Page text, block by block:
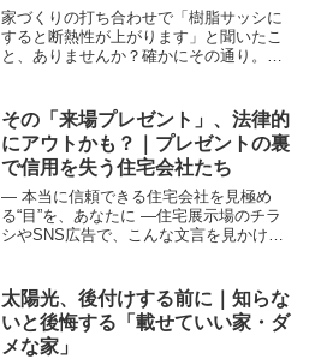
家づくりの打ち合わせで「樹脂サッシに
すると断熱性が上がります」と聞いたこ
と、ありませんか？確かにその通り。樹
も――「だから環境にやさしい」と言い
切ってしまうのは、少し危...
その「来場プレゼント」、法律的
にアウトかも？｜プレゼントの裏
で信用を失う住宅会社たち
― 本当に信頼できる住宅会社を見極め
る“目”を、あなたに ―住宅展示場のチラ
シやSNS広告で、こんな文言を見かけた
レゼント！」「ご来場の皆さま全員に
Amaz...
太陽光、後付けする前に｜知らな
いと後悔する「載せていい家・ダ
メな家」